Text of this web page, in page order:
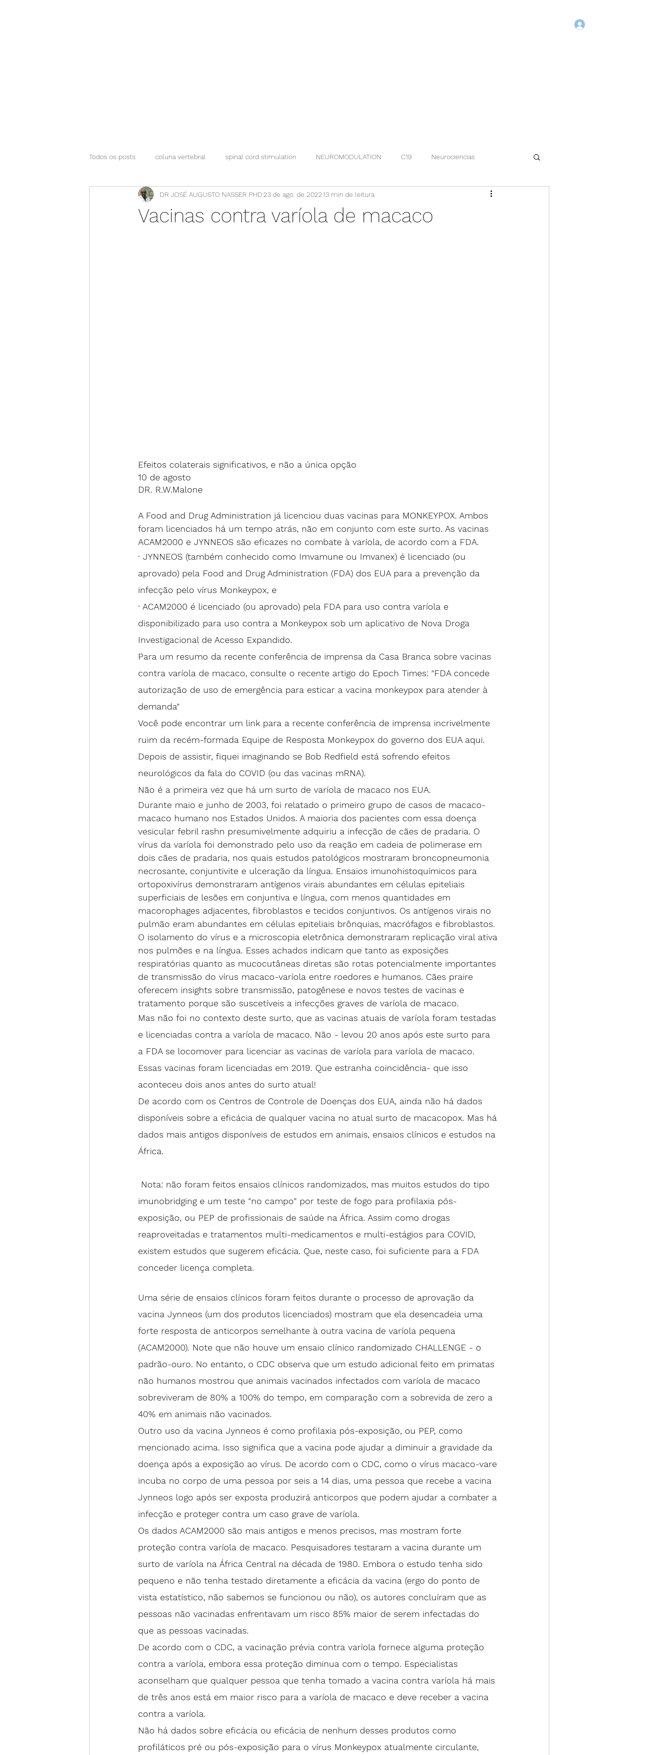
Todos os posts coluna vertebral spinal cord stimulation NEUROMODULATION C19 Neurociencias
Vacinas contra varíola de macaco
DR JOSÉ AUGUSTO NASSER PHD23 de ago. de 202213 min de leitura
Efeitos colaterais significativos, e não a única opção
10 de agosto
DR. R.W.Malone
A Food and Drug Administration já licenciou duas vacinas para MONKEYPOX. Ambos
foram licenciados há um tempo atrás, não em conjunto com este surto. As vacinas
ACAM2000 e JYNNEOS são eficazes no combate à varíola, de acordo com a FDA.
· JYNNEOS (também conhecido como Imvamune ou Imvanex) é licenciado (ou
aprovado) pela Food and Drug Administration (FDA) dos EUA para a prevenção da
infecção pelo vírus Monkeypox, e
· ACAM2000 é licenciado (ou aprovado) pela FDA para uso contra varíola e
disponibilizado para uso contra a Monkeypox sob um aplicativo de Nova Droga
Investigacional de Acesso Expandido.
Para um resumo da recente conferência de imprensa da Casa Branca sobre vacinas
contra varíola de macaco, consulte o recente artigo do Epoch Times: "FDA concede
autorização de uso de emergência para esticar a vacina monkeypox para atender à
demanda"
Você pode encontrar um link para a recente conferência de imprensa incrivelmente
ruim da recém-formada Equipe de Resposta Monkeypox do governo dos EUA aqui.
Depois de assistir, fiquei imaginando se Bob Redfield está sofrendo efeitos
neurológicos da fala do COVID (ou das vacinas mRNA).
Não é a primeira vez que há um surto de varíola de macaco nos EUA.
Durante maio e junho de 2003, foi relatado o primeiro grupo de casos de macaco-
macaco humano nos Estados Unidos. A maioria dos pacientes com essa doença
vesicular febril rashn presumivelmente adquiriu a infecção de cães de pradaria. O
vírus da varíola foi demonstrado pelo uso da reação em cadeia de polimerase em
dois cães de pradaria, nos quais estudos patológicos mostraram broncopneumonia
necrosante, conjuntivite e ulceração da língua. Ensaios imunohistoquímicos para
ortopoxivírus demonstraram antígenos virais abundantes em células epiteliais
superficiais de lesões em conjuntiva e língua, com menos quantidades em
macorophages adjacentes, fibroblastos e tecidos conjuntivos. Os antígenos virais no
pulmão eram abundantes em células epiteliais brônquias, macrófagos e fibroblastos.
O isolamento do vírus e a microscopia eletrônica demonstraram replicação viral ativa
nos pulmões e na língua. Esses achados indicam que tanto as exposições
respiratórias quanto as mucocutâneas diretas são rotas potencialmente importantes
de transmissão do vírus macaco-varíola entre roedores e humanos. Cães praire
oferecem insights sobre transmissão, patogênese e novos testes de vacinas e
tratamento porque são suscetíveis a infecções graves de varíola de macaco.
Mas não foi no contexto deste surto, que as vacinas atuais de varíola foram testadas
e licenciadas contra a varíola de macaco. Não - levou 20 anos após este surto para
a FDA se locomover para licenciar as vacinas de varíola para varíola de macaco.
Essas vacinas foram licenciadas em 2019. Que estranha coincidência- que isso
aconteceu dois anos antes do surto atual!
De acordo com os Centros de Controle de Doenças dos EUA, ainda não há dados
disponíveis sobre a eficácia de qualquer vacina no atual surto de macacopox. Mas há
dados mais antigos disponíveis de estudos em animais, ensaios clínicos e estudos na
África.
imunobridging e um teste "no campo" por teste de fogo para profilaxia pós-
exposição, ou PEP de profissionais de saúde na África. Assim como drogas
reaproveitadas e tratamentos multi-medicamentos e multi-estágios para COVID,
existem estudos que sugerem eficácia. Que, neste caso, foi suficiente para a FDA
conceder licença completa.
Uma série de ensaios clínicos foram feitos durante o processo de aprovação da
vacina Jynneos (um dos produtos licenciados) mostram que ela desencadeia uma
forte resposta de anticorpos semelhante à outra vacina de varíola pequena
(ACAM2000). Note que não houve um ensaio clínico randomizado CHALLENGE - o
padrão-ouro. No entanto, o CDC observa que um estudo adicional feito em primatas
não humanos mostrou que animais vacinados infectados com varíola de macaco
sobreviveram de 80% a 100% do tempo, em comparação com a sobrevida de zero a
40% em animais não vacinados.
Outro uso da vacina Jynneos é como profilaxia pós-exposição, ou PEP, como
mencionado acima. Isso significa que a vacina pode ajudar a diminuir a gravidade da
doença após a exposição ao vírus. De acordo com o CDC, como o vírus macaco-vare
incuba no corpo de uma pessoa por seis a 14 dias, uma pessoa que recebe a vacina
Jynneos logo após ser exposta produzirá anticorpos que podem ajudar a combater a
infecção e proteger contra um caso grave de varíola.
Os dados ACAM2000 são mais antigos e menos precisos, mas mostram forte
proteção contra varíola de macaco. Pesquisadores testaram a vacina durante um
surto de varíola na África Central na década de 1980. Embora o estudo tenha sido
pequeno e não tenha testado diretamente a eficácia da vacina (ergo do ponto de
vista estatístico, não sabemos se funcionou ou não), os autores concluíram que as
pessoas não vacinadas enfrentavam um risco 85% maior de serem infectadas do
que as pessoas vacinadas.
De acordo com o CDC, a vacinação prévia contra varíola fornece alguma proteção
contra a varíola, embora essa proteção diminua com o tempo. Especialistas
aconselham que qualquer pessoa que tenha tomado a vacina contra varíola há mais
de três anos está em maior risco para a varíola de macaco e deve receber a vacina
contra a varíola.
Não há dados sobre eficácia ou eficácia de nenhum desses produtos como
profiláticos pré ou pós-exposição para o vírus Monkeypox atualmente circulante,